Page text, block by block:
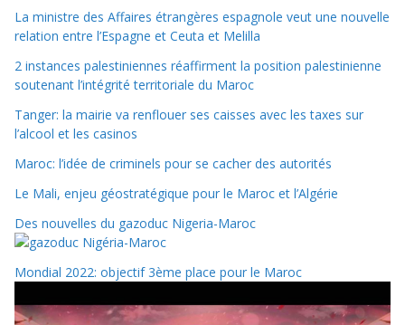
La ministre des Affaires étrangères espagnole veut une nouvelle
relation entre l’Espagne et Ceuta et Melilla
2 instances palestiniennes réaffirment la position palestinienne
soutenant l’intégrité territoriale du Maroc
Tanger: la mairie va renflouer ses caisses avec les taxes sur
l’alcool et les casinos
Maroc: l’idée de criminels pour se cacher des autorités
Le Mali, enjeu géostratégique pour le Maroc et l’Algérie
Des nouvelles du gazoduc Nigeria-Maroc
Mondial 2022: objectif 3ème place pour le Maroc